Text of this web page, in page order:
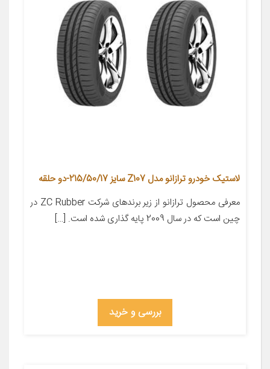
لاستیک خودرو ترازانو مدل Z107 سایز 215/50/17-دو حلقه
معرفی محصول ترازانو از زیر برندهای شرکت ZC Rubber در
چین است که در سال 2009 پایه گذاری شده است. […]
بررسی و خرید